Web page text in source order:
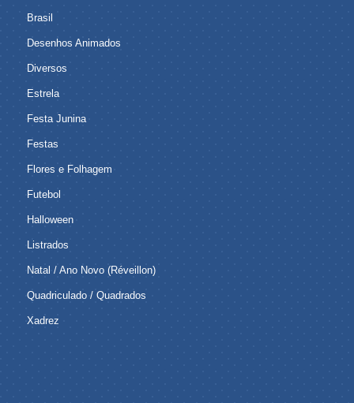
Brasil
Desenhos Animados
Diversos
Estrela
Festa Junina
Festas
Flores e Folhagem
Futebol
Halloween
Listrados
Natal / Ano Novo (Réveillon)
Quadriculado / Quadrados
Xadrez